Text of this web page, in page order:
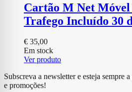
Cartão M Net Móvel
Trafego Incluído 30
€ 35,00
Em stock
Ver produto
Subscreva a newsletter e esteja sempre
e promoções!